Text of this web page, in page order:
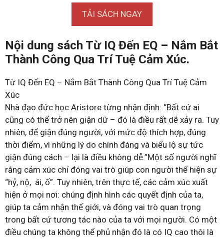
TẢI SÁCH NGAY
Nội dung sách Từ IQ Đến EQ – Nắm Bắt
Thành Công Qua Trí Tuệ Cảm Xúc.
Từ IQ Đến EQ – Nắm Bắt Thành Công Qua Trí Tuệ Cảm
Xúc
Nhà đạo đức học Aristore từng nhận định: “Bất cứ ai
cũng có thể trở nên giận dữ – đó là điều rất dễ xảy ra. Tuy
nhiên, để giận đúng người, với mức độ thích hợp, đúng
thời điểm, vì những lý do chính đáng và biểu lộ sự tức
giận đúng cách – lại là điều không dễ.”Một số người nghĩ
rằng cảm xúc chỉ đóng vai trò giúp con người thể hiện sự
“hỷ, nộ, ái, ố”. Tuy nhiên, trên thực tế, các cảm xúc xuất
hiện ở mọi nơi: chúng định hình các quyết định của ta,
giúp ta cảm nhận thế giới, và đóng vai trò quan trọng
trong bất cứ tương tác nào của ta với mọi người. Có một
điều chúng ta không thể phủ nhận đó là có IQ cao thôi là